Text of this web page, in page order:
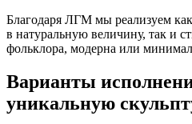
Благодаря ЛГМ мы реализуем
в натуральную величину, так и
фольклора, модерна или
Варианты
уникальную